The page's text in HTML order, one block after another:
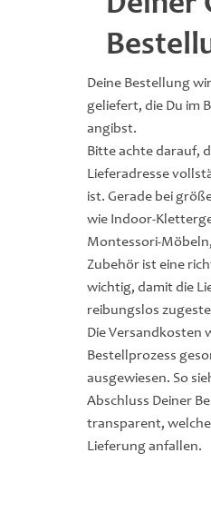
Deine Bestellung
geliefert, die Du im
angibst.
Bitte achte darauf,
Lieferadresse
ist. Gerade bei
wie Indoor-
Montessori-
Zubehör ist eine
wichtig, damit die
reibungslos
Die Versandkosten
Bestellprozess
ausgewiesen. So
Abschluss Deiner
transparent,
Lieferung anfallen.